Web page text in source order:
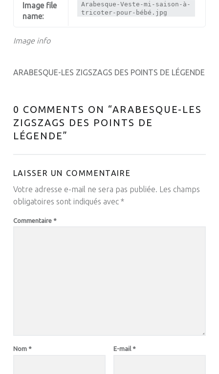
Image info
Image file
name:
Arabesque-Veste-mi-saison-à-
tricoter-pour-bébé.jpg
ARABESQUE-LES ZIGSZAGS DES POINTS DE LÉGENDE
0 COMMENTS ON “ARABESQUE-LES
ZIGSZAGS DES POINTS DE
LÉGENDE”
LAISSER UN COMMENTAIRE
Votre adresse e-mail ne sera pas publiée. Les champs
obligatoires sont indiqués avec *
Commentaire *
Nom * E-mail *